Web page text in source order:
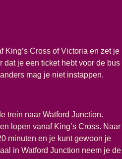
King’s Cross of Victoria en zet je
dat je een ticket hebt voor de bus
mag je niet instappen.
trein naar Watford Junction.
lopen vanaf King’s Cross. Naar
minuten en je kunt gewoon je
in Watford Junction neem je de